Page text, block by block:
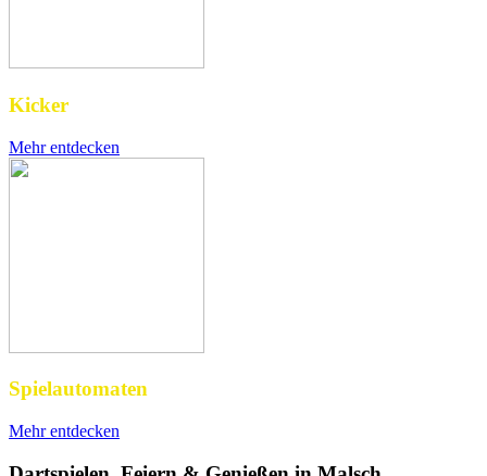
Kicker
Mehr entdecken
Spielautomaten
Mehr entdecken